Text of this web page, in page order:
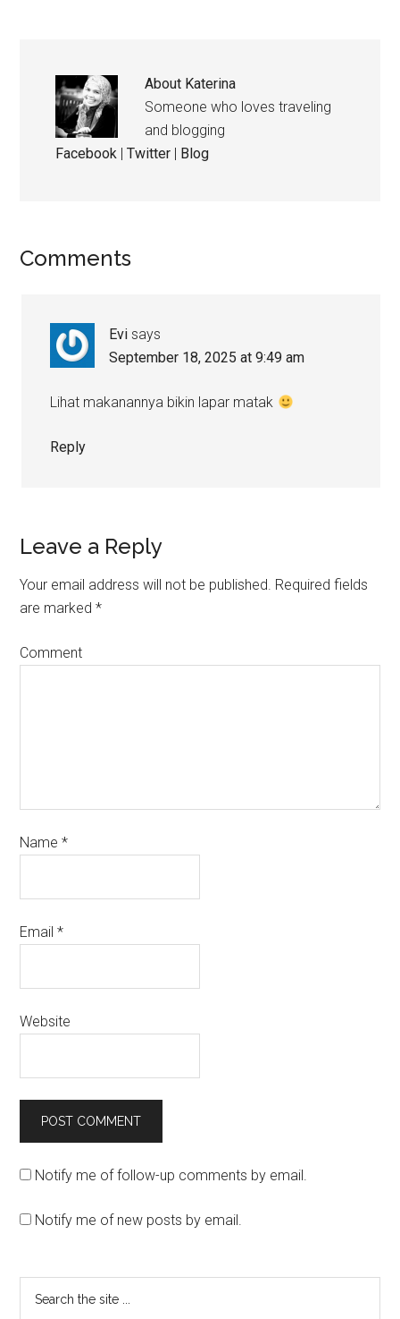
About Katerina
Someone who loves traveling
and blogging
Facebook |Twitter Blog
Comments
Evi says
September 18, 2025 at 9:49 am
Lihat makanannya bikin lapar matak
Reply
Leave a Reply
Your email address will not be published. Required fields
are marked*
Comment
Name*
Email*
Website
Notify me of follow-up comments by email.
Notify me of new posts by email.